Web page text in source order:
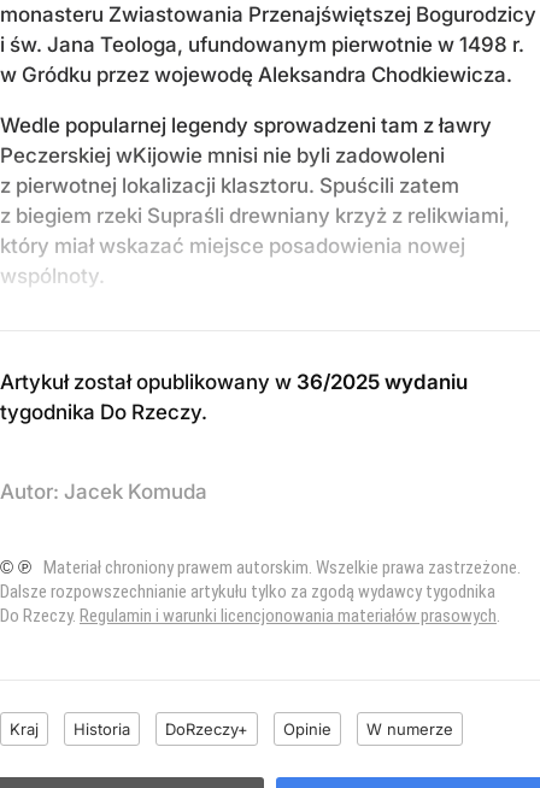
monasteru Zwiastowania Przenajświętszej Bogurodzicy
i św. Jana Teologa, ufundowanym pierwotnie w 1498 r.
w Gródku przez wojewodę Aleksandra Chodkiewicza.
Wedle popularnej legendy sprowadzeni tam z ławry
Peczerskiej wKijowie mnisi nie byli zadowoleni
z pierwotnej lokalizacji klasztoru. Spuścili zatem
z biegiem rzeki Supraśli drewniany krzyż z relikwiami,
który miał wskazać miejsce posadowienia nowej
wspólnoty.
Artykuł został opublikowany w 36/2025 wydaniu
tygodnika Do Rzeczy.
Autor: Jacek Komuda
© ℗ Materiał chroniony prawem autorskim. Wszelkie prawa zastrzeżone.
Dalsze rozpowszechnianie artykułu tylko za zgodą wydawcy tygodnika
Do Rzeczy. Regulamin i warunki licencjonowania materiałów prasowych.
Kraj Historia DoRzeczy+ Opinie W numerze